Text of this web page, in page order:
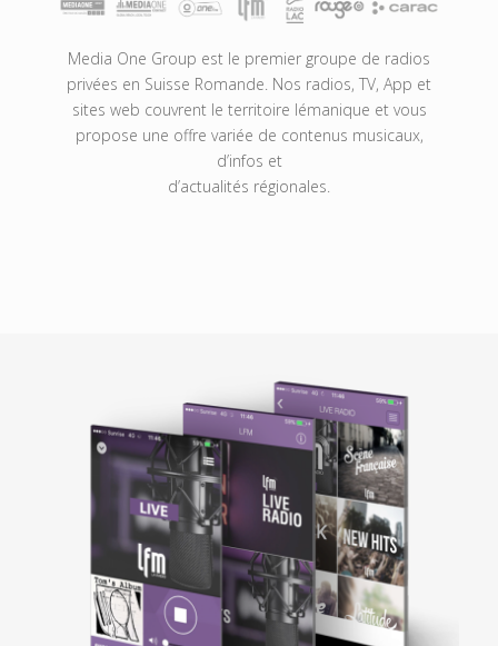
Media One Group est le premier groupe de radios
privées en Suisse Romande. Nos radios, TV, App et
sites web couvrent le territoire lémanique et vous
propose une offre variée de contenus musicaux,
d’infos et
d’actualités régionales.